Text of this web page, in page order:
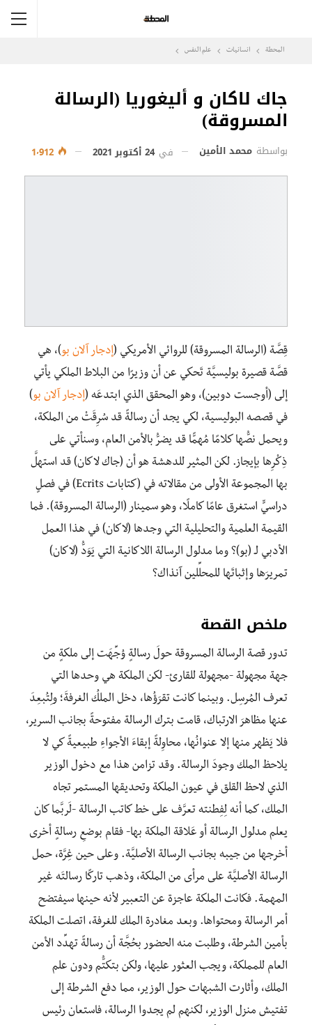
المحطة انسانيات علم النفس
جاك لاكان و أليغوريا (الرسالة
المسروقة)
بواسطة محمد الأمين في 24 أكتوبر 2021
قِصَّة (الرسالة المسروقة) للروائي الأمريكي (إدجار آلان بو)، هي
قصَّة قصيرة بوليسيَّة تَحكي عن أن وزيرًا من البلاط الملكي يأتي
إلى (أوجست دوبين)، وهو المحقق الذي ابتدعَه (إدجار آلان بو)
في قصصه البوليسية، لكي يجد أن رسالةً قد سُرِقَتْ من الملكة،
ويحمل نصُّها كلامًا مُهمًّا قد يضرُّ بالأمن العام، وسنأتي على
ذِكْرِها بإيجاز. لكن المثير للدهشة هو أن (جاك لاكان) قد استهلَّ
بها المجموعة الأولى من مقالاته في (كتابات Ecrits) في فصلٍ
دراسيٍّ استغرق عامًا كاملًا، وهو سمينار (الرسالة المسروقة). فما
القيمة العلمية والتحليلية التي وجدها (لاكان) في هذا العمل
الأدبي لـ (بو)؟ وما مدلول الرسالة اللاكانية التي يَوَدُّ (لاكان)
تمريرَها وإثباتَها للمحلِّلين آنذاك؟
ملخص القصة
تدور قصة الرسالة المسروقة حولَ رسالةٍ وُجِّهَت إلى ملكةٍ من
جهة مجهولة -مجهولة للقارئ- لكن الملكة هي وحدها التي
تعرف المُرسِل. وبينما كانت تقرَؤُها، دخل الملكُ الغرفةَ؛ ولِتُبعِدَ
عنها مظاهرَ الارتباك، قامت بترك الرسالة مفتوحةً بجانب السرير،
فلا يَظهر منها إلا عنوانُها، محاوِلةً إبقاءَ الأجواءِ طبيعيةً كي لا
يلاحظ الملك وجودَ الرسالة. وقد تزامن هذا مع دخول الوزير
الذي لاحظ القلق في عيون الملكة وتحديقها المستمر تجاه
الملك، كما أنه لِفِطنته تعرَّف على خط كاتب الرسالة -لَربَّما كان
يعلم مدلول الرسالة أو عَلاقة الملكة بها- فقام بوضعِ رسالةٍ أخرى
أخرجها من جيبه بجانب الرسالة الأصليَّة. وعلى حين غِرَّة، حمل
الرسالة الأصليَّة على مرأى من الملكة، وذهب تاركًا رسالتَه غير
المهمة. فكانت الملكة عاجزة عن التعبير لأنه حينها سيفتضح
أمر الرسالة ومحتواها. وبعد مغادرة الملك للغرفة، اتصلت الملكة
بأمين الشرطة، وطلبت منه الحضور بحُجَّة أن رسالةً تهدِّد الأمن
العام للمملكة، ويجب العثور عليها، ولكن بتكتُّم ودون علم
الملك، وأثارت الشبهات حول الوزير، مما دفع الشرطة إلى
تفتيش منزل الوزير، لكنهم لم يجدوا الرسالة، فاستعان رئيس